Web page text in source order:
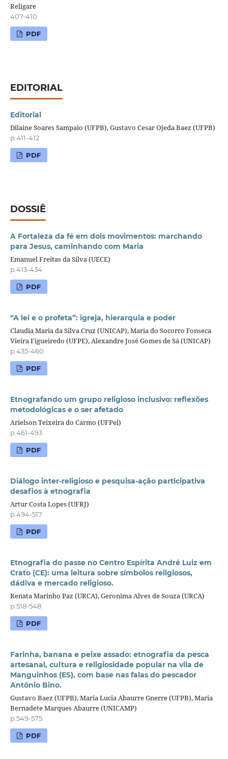
Religare
407-410
PDF
EDITORIAL
Editorial
Dilaine Soares Sampaio (UFPB), Gustavo Cesar Ojeda Baez (UFPB)
p.411-412
PDF
DOSSIÊ
A Fortaleza da fé em dois movimentos: marchando
para Jesus, caminhando com Maria
Emanuel Freitas da Silva (UECE)
p.413-434
PDF
“A lei e o profeta”: igreja, hierarquia e poder
Claudia Maria da Silva Cruz (UNICAP), Maria do Socorro Fonseca
Vieira Figueiredo (UFPE), Alexandre José Gomes de Sá (UNICAP)
p.435-460
PDF
Etnografando um grupo religioso inclusivo: reflexões
metodológicas e o ser afetado
Arielson Teixeira do Carmo (UFPel)
p.461-493
PDF
Diálogo inter-religioso e pesquisa-ação participativa
desafios à etnografia
Artur Costa Lopes (UFRJ)
p.494-517
PDF
Etnografia do passe no Centro Espírita André Luiz em
Crato (CE): uma leitura sobre símbolos religiosos,
dádiva e mercado religioso.
Renata Marinho Paz (URCA), Geronima Alves de Souza (URCA)
p.518-548
PDF
Farinha, banana e peixe assado: etnografia da pesca
artesanal, cultura e religiosidade popular na vila de
Manguinhos (ES), com base nas falas do pescador
Antônio Bino.
Gustavo Baez (UFPB), Maria Lucia Abaurre Gnerre (UFPB), Maria
Bernadete Marques Abaurre (UNICAMP)
p.549-575
PDF